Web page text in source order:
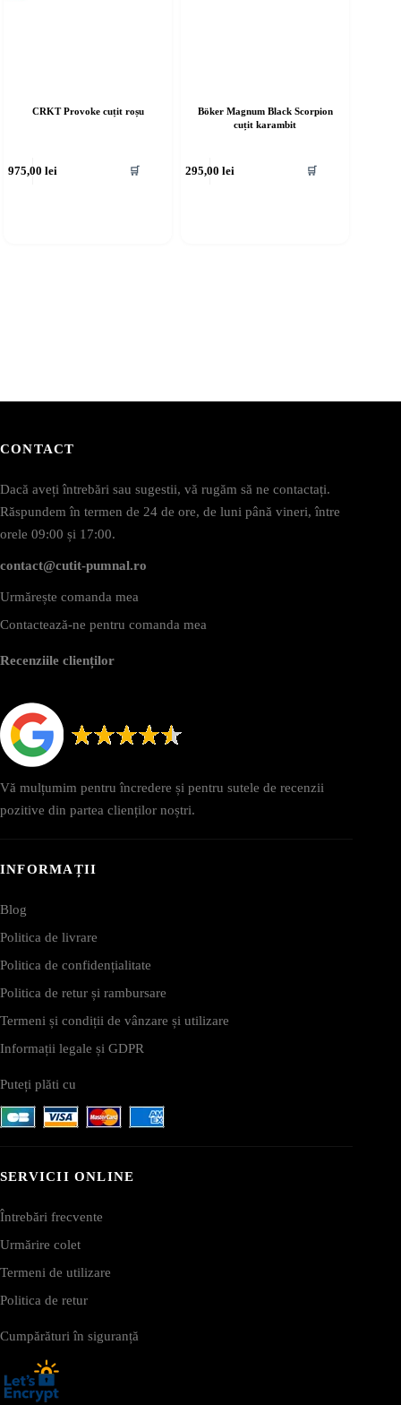
CRKT Provoke cuțit roșu
975,00 lei 🛒
Böker Magnum Black Scorpion
cuțit karambit
295,00 lei 🛒
CONTACT
Dacă aveți întrebări sau sugestii, vă rugăm să ne contactați.
Răspundem în termen de 24 de ore, de luni până vineri, între
orele 09:00 și 17:00.
contact@cutit-pumnal.ro
Urmărește comanda mea
Contactează-ne pentru comanda mea
Recenziile clienților
Vă mulțumim pentru încredere și pentru sutele de recenzii
pozitive din partea clienților noștri.
INFORMAȚII
Blog
Politica de livrare
Politica de confidențialitate
Politica de retur și rambursare
Termeni și condiții de vânzare și utilizare
Informații legale și GDPR
Puteți plăti cu
SERVICII ONLINE
Întrebări frecvente
Urmărire colet
Termeni de utilizare
Politica de retur
Cumpărături în siguranță